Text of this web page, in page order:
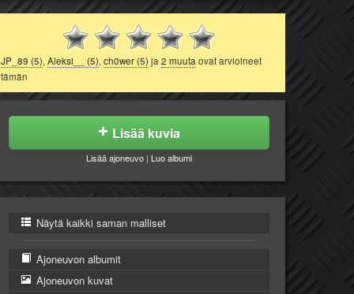
JP_89 (5), Aleksi__ (5), ch0wer (5) ja 2 muuta ovat arvioineet
tämän
Lisää kuvia
Lisää ajoneuvo | Luo albumi
Näytä kaikki saman malliset
Ajoneuvon albumit
Ajoneuvon kuvat